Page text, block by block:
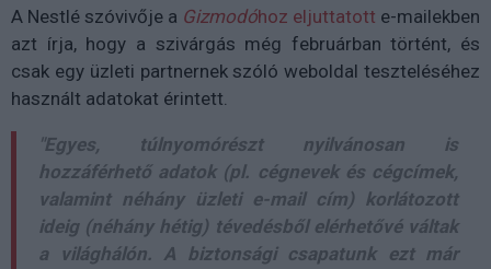
A Nestlé szóvivője a Gizmodóhoz eljuttatott e-mailekben
azt írja, hogy a szivárgás még februárban történt, és
csak egy üzleti partnernek szóló weboldal teszteléséhez
használt adatokat érintett.
"Egyes, túlnyomórészt nyilvánosan is
hozzáférhető adatok (pl. cégnevek és cégcímek,
valamint néhány üzleti e-mail cím) korlátozott
ideig (néhány hétig) tévedésből elérhetővé váltak
a világhálón. A biztonsági csapatunk ezt már